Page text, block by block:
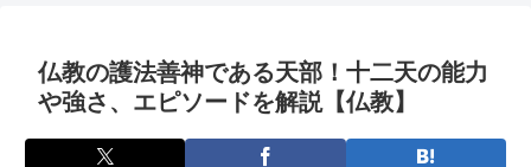
仏教の護法善神である天部！十二天の能力
や強さ、エピソードを解説【仏教】